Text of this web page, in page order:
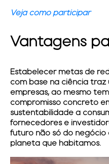
Veja como participar
Vantagens
Estabelecer metas de
com base na ciência traz
empresas, ao mesmo
compromisso concreto
sustentabilidade a
fornecedores e
futuro não só do negócio
planeta que habitamos.